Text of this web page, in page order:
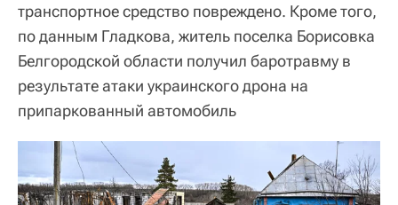
транспортное средство повреждено. Кроме того,
по данным Гладкова, житель поселка Борисовка
Белгородской области получил баротравму в
результате атаки украинского дрона на
припаркованный автомобиль